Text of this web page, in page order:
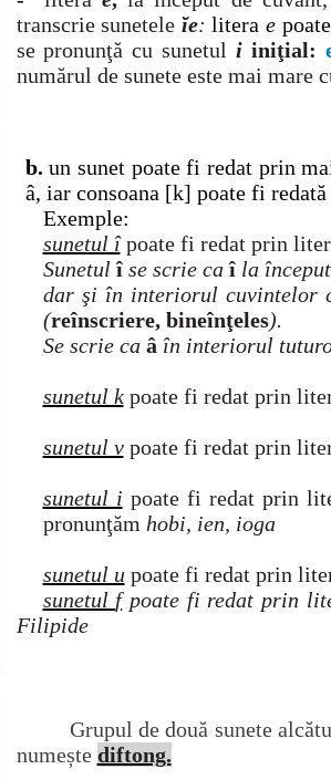
transcrie sunetele ĭe:literae
se pronunţă cu sunetuli iniţial:
numărul de sunete este mai mare
b. un sunet poate fi redat prin
â, iar consoana [k] poate fi
Exemple:
sunetul î poate fi redat prin
Sunetulî se scrie caî la
dar şi în interiorul cuvintelor
(reînscriere, bineînţeles).
Se scrie ca â în interiorul
sunetul k poate fi redat prin
sunetul v poate fi redat prin
sunetul i poate fi redat prin
pronunţăm hobi, ien, ioga
sunetul u poate fi redat prin
sunetul f poate fi redat prin
Filipide
Grupul de două sunete
numește diftong.